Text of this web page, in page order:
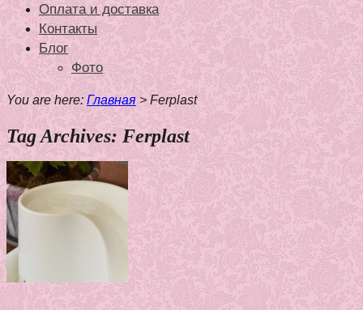
Оплата и доставка
Контакты
Блог
Фото
You are here: Главная > Ferplast
Tag Archives: Ferplast